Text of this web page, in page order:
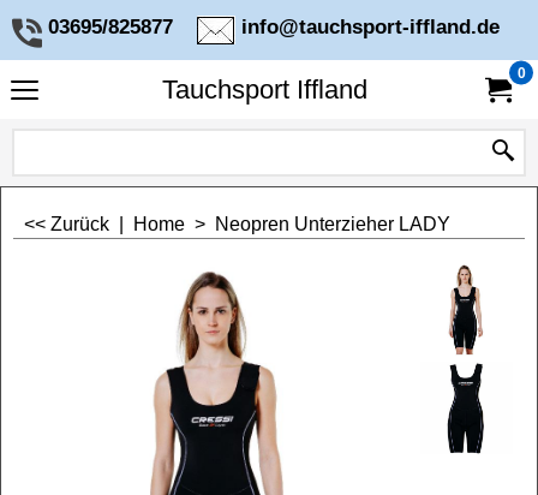
03695/825877 info@tauchsport-iffland.de
Tauchsport Iffland
0
<< Zurück Home > Neopren Unterzieher LADY